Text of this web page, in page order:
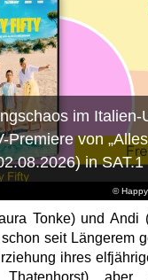
©
im Italien-
Premiere von
in SAT.1
Tonke) und Andi
seit Längerem
ihres